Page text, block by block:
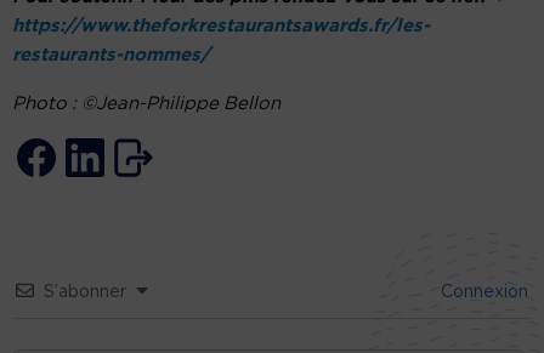
https://www.theforkrestaurantsawards.fr/les-
restaurants-nommes/
Photo : ©Jean-Philippe Bellon
S’abonner Connexion